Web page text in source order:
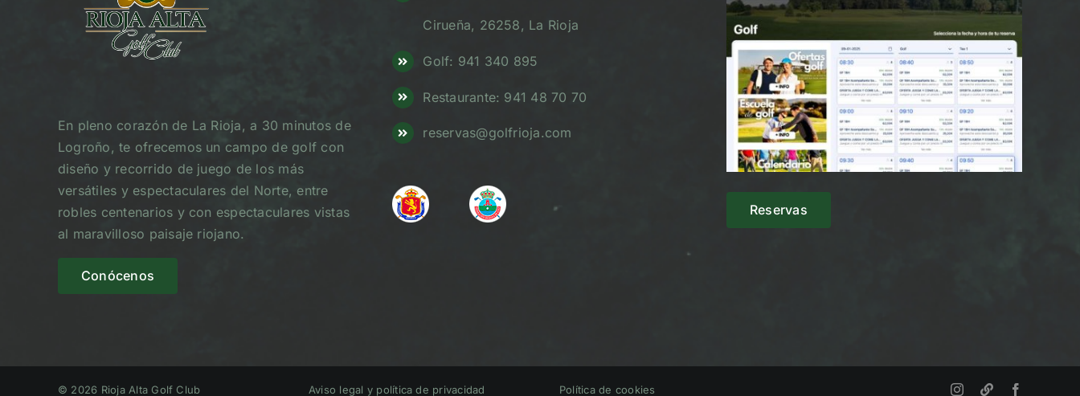
En pleno corazón de La Rioja, a 30 minutos de
Logroño, te ofrecemos un campo de golf con
diseño y recorrido de juego de los más
versátiles y espectaculares del Norte, entre
robles centenarios y con espectaculares vistas
al maravilloso paisaje riojano.
Conócenos
Cirueña, 26258, La Rioja
Golf: 941 340 895
Restaurante: 941 48 70 70
reservas@golfrioja.com
Reservas
© 2026 Rioja Alta Golf Club Aviso legal y política de privacidad Política de cookies